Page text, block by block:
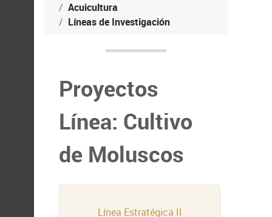
Acuicultura
Líneas de Investigación
Proyectos
Línea: Cultivo
de Moluscos
Línea Estratégica II